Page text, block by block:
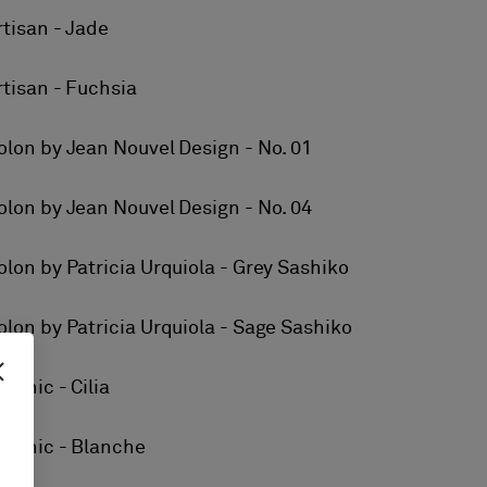
- Jade
- Fuchsia
by Jean Nouvel Design - No. 01
by Jean Nouvel Design - No. 04
by Patricia Urquiola - Grey Sashiko
by Patricia Urquiola - Sage Sashiko
- Cilia
- Blanche